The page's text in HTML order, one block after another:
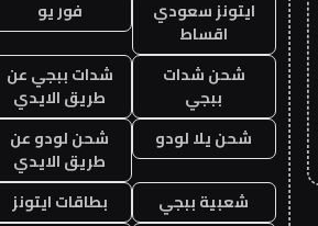
ايتونز سعودي
اقساط
فور يو
شحن شدات
ببجي
شدات ببجي عن
طريق الايدي
شحن يلا لودو
شحن لودو عن
طريق الايدي
شعبية ببجي
بطاقات ايتونز